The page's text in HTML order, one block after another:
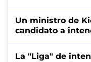
Un ministro de
candidato a
La "Liga" de